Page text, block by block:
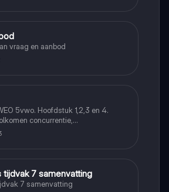
vraag en aanbod
5vwo. Hoofdstuk 1,2,3 en 4.
concurrentie,
concurrentie, oligopolie en monopolie
tijdvak 7 samenvatting
7 samenvatting